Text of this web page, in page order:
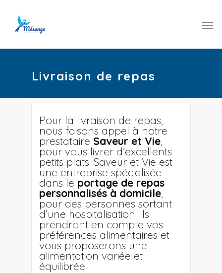
Livraison de repas
Pour la livraison de repas,
nous faisons appel à notre
prestataire Saveur et Vie
pour vous livrer d’excellents
petits plats. Saveur et Vie est
une entreprise spécialisée
dans le portage de repas
personnalisés à domicile
pour des personnes sortant
d’une hospitalisation. Ils
prendront en compte vos
préférences alimentaires et
vous proposerons une
alimentation variée et
équilibrée.